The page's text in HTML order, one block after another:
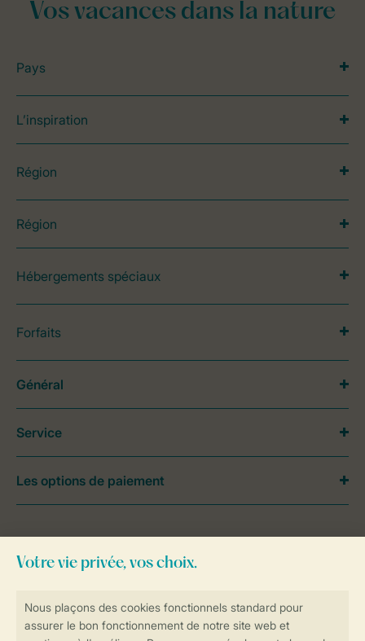
Vos vacances dans la nature
Pays
L’inspiration
Région
Région
Hébergements spéciaux
Forfaits
contactez notreContact Center.
Général
Service
Les options de paiement